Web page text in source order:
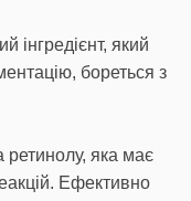
інгредієнт, який
бореться з
ретинолу, яка має
Ефективно